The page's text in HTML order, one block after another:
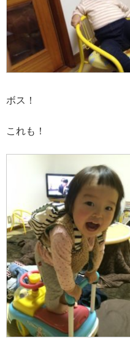
ボス！
これも！